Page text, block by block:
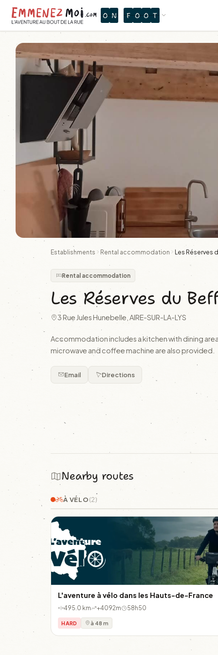
O N F O O T
Establishments Rental accommodation Les Réserves
Rental accommodation
Les Réserves du
3 Rue Jules Hunebelle, AIRE-SUR-LA-LYS
Accommodation includes a kitchen with dining
microwave and coffee machine are also provided.
Email Directions
Nearby routes
À VÉLO(2)
L'aventure à vélo dans les Hauts-de-France
495.0 km +4092m 58h50
HARD à 48 m